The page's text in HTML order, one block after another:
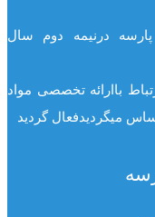
درنیمه دوم سال
باارائه تخصصی مواد
میگردیدفعال گردید